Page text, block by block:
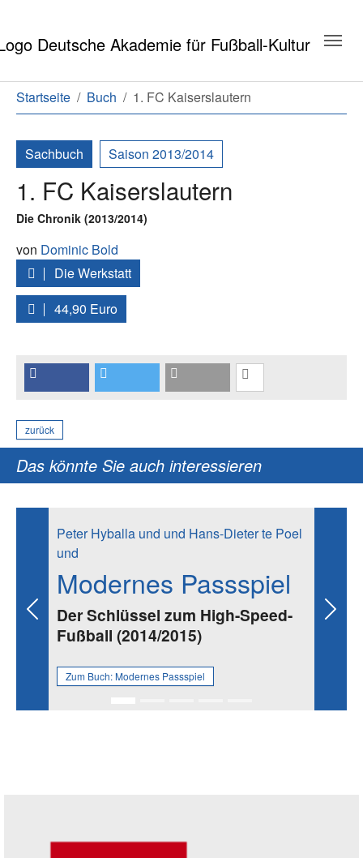
Sie sind hier:
Startseite Buch 1. FC Kaiserslautern
Sachbuch Saison 2013/2014
1. FC Kaiserslautern
Die Chronik (2013/2014)
von Dominic Bold
Die Werkstatt
44,90 Euro
zurück
Das könnte Sie auch interessieren
Peter Hyballa und und Hans-Dieter te Poel
und
Modernes Passspiel
Der Schlüssel zum High-Speed-
Fußball (2014/2015)
Zum Buch:Modernes Passspiel
Previous Next